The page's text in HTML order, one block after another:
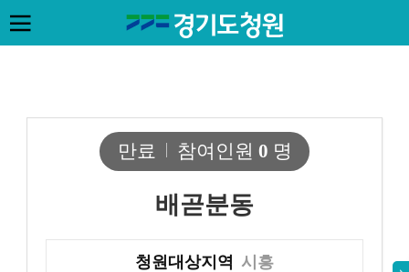
만료 참여인원 0 명
배곧분동
청원대상지역 시흥